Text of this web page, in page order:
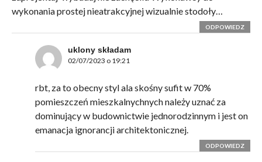
wykonania prostej nieatrakcyjnej wizualnie stodoły…
ODPOWIEDZ
uklony składam
02/07/2023 o 19:21
rbt, za to obecny styl ala skośny sufit w 70%
pomieszczeń mieszkalnychnych należy uznać za
dominujący w budownictwie jednorodzinnym i jest on
emanacja ignorancji architektonicznej.
ODPOWIEDZ